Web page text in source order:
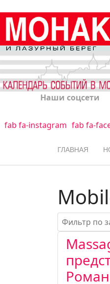
Наши соцсети
fab fa-instagram fab fa-
ГЛАВНАЯ
Фильтр по